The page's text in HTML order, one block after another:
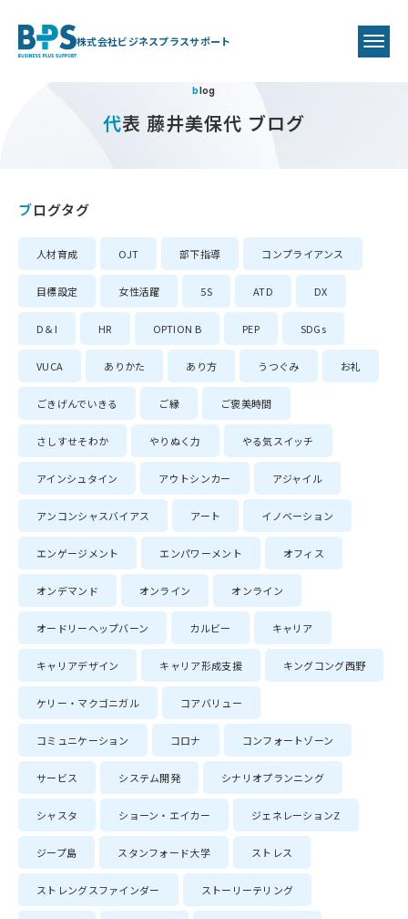
株式会社ビジネスプラスサポート
blog
代表 藤井美保代 ブログ
ブログタグ
人材育成 OJT 部下指導 コンプライアンス
目標設定 女性活躍 5S ATD DX
D＆I HR OPTION B PEP SDGs
VUCA ありかた あり方 うつぐみ お礼
ごきげんでいきる ご縁 ご褒美時間
さしすせそわか やりぬく力 やる気スイッチ
アインシュタイン アウトシンカー アジャイル
アンコンシャスバイアス アート イノベーション
エンゲージメント エンパワーメント オフィス
オンデマンド オンライン オンライン
オードリーヘップバーン カルビー キャリア
キャリアデザイン キャリア形成支援 キングコング西野
ケリー・マクゴニガル コアバリュー
コミュニケーション コロナ コンフォートゾーン
サービス システム開発 シナリオプランニング
シャスタ ショーン・エイカー ジェネレーションZ
ジープ島 スタンフォード大学 ストレス
ストレングスファインダー ストーリーテリング